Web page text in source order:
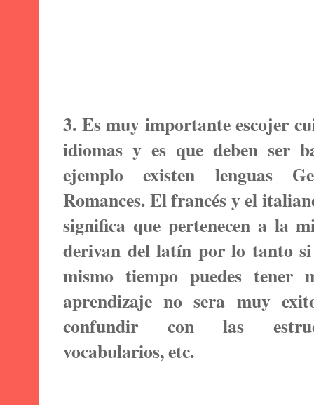
3. Es muy importante escojer
idiomas y es que deben ser
ejemplo existen lenguas
Romances. El francés y el
significa que pertenecen a la
derivan del latín por lo tanto si
mismo tiempo puedes tener
aprendizaje no sera muy
confundir con las
vocabularios, etc.